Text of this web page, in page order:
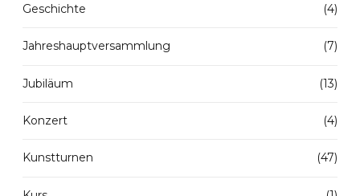
Geschichte (4)
Jahreshauptversammlung (7)
Jubiläum (13)
Konzert (4)
Kunstturnen (47)